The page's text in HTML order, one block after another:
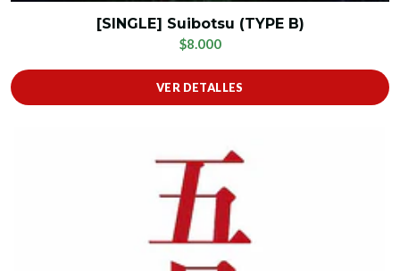
[SINGLE] Suibotsu (TYPE B)
$8.000
VER DETALLES